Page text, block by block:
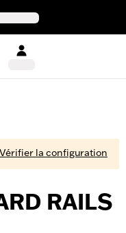
Vérifier la configuration
RAILS